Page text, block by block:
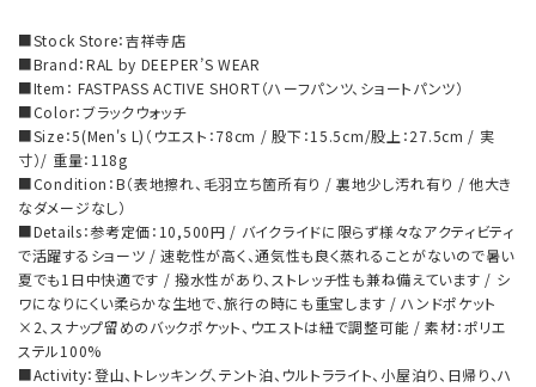
■Stock Store：吉祥寺店
■Brand：RAL by DEEPER’S WEAR
■Item： FASTPASS ACTIVE SHORT（ハーフパンツ、ショートパンツ）
■Color：ブラックウォッチ
■Size：5(Men's L)（ウエスト：78cm / 股下：15.5cm/股上：27.5cm / 実
寸）/ 重量：118g
■Condition：B（表地擦れ、毛羽立ち箇所有り / 裏地少し汚れ有り / 他大き
なダメージなし）
■Details：参考定価：10,500円 / バイクライドに限らず様々なアクティビティ
で活躍するショーツ / 速乾性が高く、通気性も良く蒸れることがないので暑い
夏でも1日中快適です / 撥水性があり、ストレッチ性も兼ね備えています / シ
ワになりにくい柔らかな生地で、旅行の時にも重宝します / ハンドポケット
×2、スナップ留めのバックポケット、ウエストは紐で調整可能 / 素材：ポリエ
ステル100%
■Activity：登山、トレッキング、テント泊、ウルトラライト、小屋泊り、日帰り、ハ